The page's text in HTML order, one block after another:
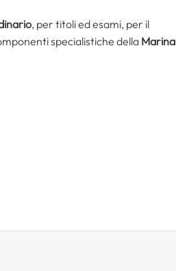
, per titoli ed esami, per il
specialistiche della Marina